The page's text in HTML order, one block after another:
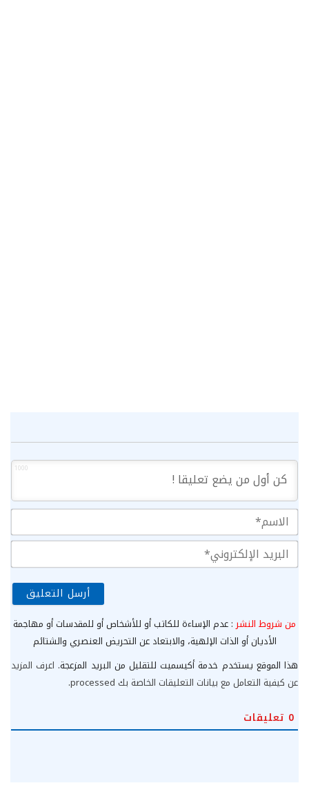
1000
من شروط النشر: عدم الإساءة للكاتب أو للأشخاص أو للمقدسات أو مهاجمة
الأديان أو الذات الإلهية، والابتعاد عن التحريض العنصري والشتائم
هذا الموقع يستخدم خدمة أكيسميت للتقليل من البريد المزعجة. اعرف المزيد
عن كيفية التعامل مع بيانات التعليقات الخاصة بك processed
.
0 تعليقات